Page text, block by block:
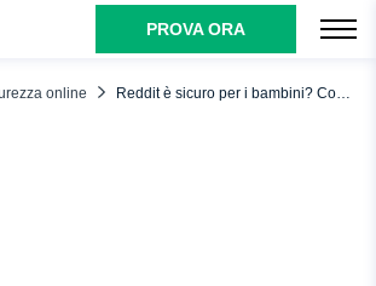
PROVA ORA
online Reddit è sicuro per i bambini? Controlli parentali e monitoraggio